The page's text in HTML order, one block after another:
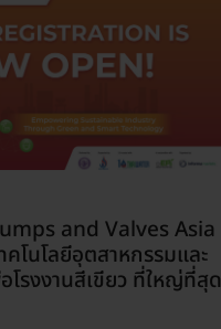
and Valves Asia
โนโลยีอุตสาหกรรมและ
โรงงานสีเขียว ที่ใหญ่ที่สุด